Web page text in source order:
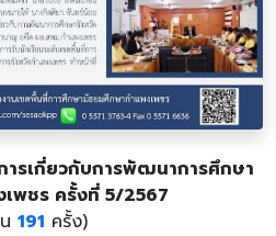
รเกี่ยวกับการพัฒนาการศึกษา
พชร ครั้งที่ 5/2567
191 ครั้ง)